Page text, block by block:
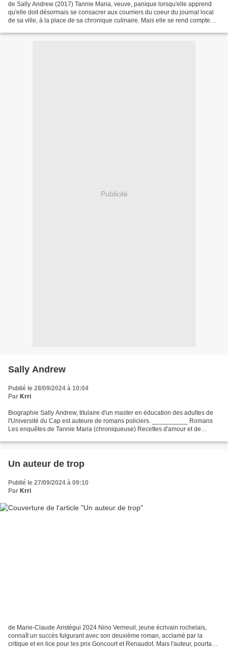
de Sally Andrew (2017) Tannie Maria, veuve, panique lorsqu'elle apprend
qu'elle doit désormais se consacrer aux courriers du coeur du journal local
de sa ville, à la place de sa chronique culinaire. Mais elle se rend compte
Publicité
Sally Andrew
Publié le 28/09/2024 à 10:04
Par Krri
Biographie Sally Andrew, titulaire d'un master en éducation des adultes de
l'Université du Cap est auteure de romans policiers. __________ Romans
Les enquêtes de Tannie Maria (chroniqueuse) Recettes d'amour et de
Un auteur de trop
Publié le 27/09/2024 à 09:10
Par Krri
de Marie-Claude Aristégui 2024 Nino Verneuil, jeune écrivain rochelais,
connaît un succès fulgurant avec son deuxième roman, acclamé par la
critique et en lice pour les prix Goncourt et Renaudot. Mais l'auteur, pourtant